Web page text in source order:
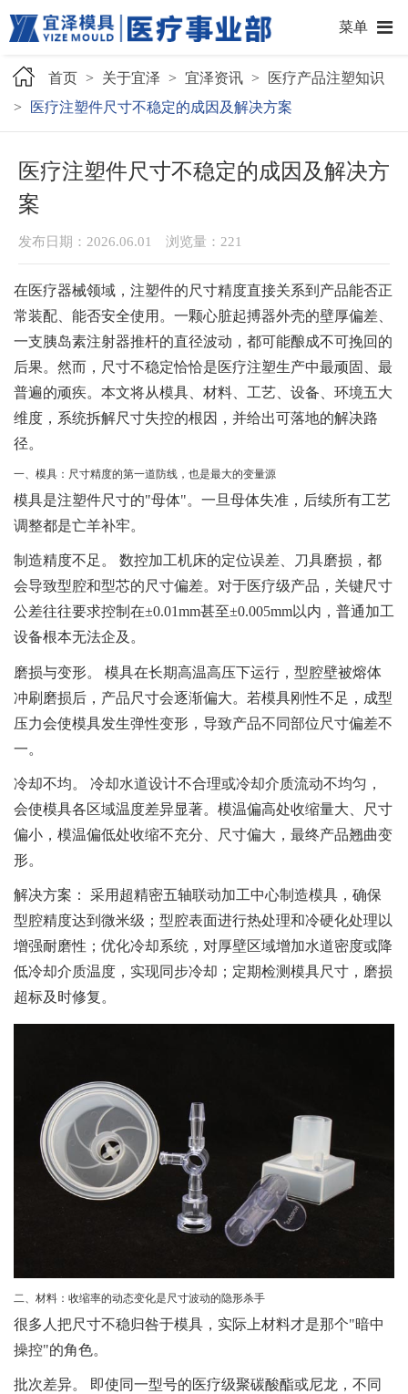
菜单
首页 > 关于宜泽 > 宜泽资讯 >
医疗产品注塑知识
>
医疗注塑件尺寸不稳定的成因及解决方案
医疗注塑件尺寸不稳定的成因及解决方
案
发布日期：2026.06.01 浏览量： 221
在医疗器械领域，注塑件的尺寸精度直接关系到产品能否正
常装配、能否安全使用。一颗心脏起搏器外壳的壁厚偏差、
一支胰岛素注射器推杆的直径波动，都可能酿成不可挽回的
后果。然而，尺寸不稳定恰恰是医疗注塑生产中最顽固、最
普遍的顽疾。本文将从模具、材料、工艺、设备、环境五大
维度，系统拆解尺寸失控的根因，并给出可落地的解决路
径。
一、模具：尺寸精度的第一道防线，也是最大的变量源
模具是注塑件尺寸的"母体"。一旦母体失准，后续所有工艺
调整都是亡羊补牢。
制造精度不足。
数控加工机床的定位误差、刀具磨损，都
会导致型腔和型芯的尺寸偏差。对于医疗级产品，关键尺寸
公差往往要求控制在±0.01mm甚至±0.005mm以内，普通加工
设备根本无法企及。
磨损与变形。
模具在长期高温高压下运行，型腔壁被熔体
冲刷磨损后，产品尺寸会逐渐偏大。若模具刚性不足，成型
压力会使模具发生弹性变形，导致产品不同部位尺寸偏差不
一。
冷却不均。
冷却水道设计不合理或冷却介质流动不均匀，
会使模具各区域温度差异显著。模温偏高处收缩量大、尺寸
偏小，模温偏低处收缩不充分、尺寸偏大，最终产品翘曲变
形。
解决方案 ： 采用超精密五轴联动加工中心制造模具，确保
型腔精度达到微米级；型腔表面进行热处理和冷硬化处理以
增强耐磨性；优化冷却系统，对厚壁区域增加水道密度或降
低冷却介质温度，实现同步冷却；定期检测模具尺寸，磨损
超标及时修复。
二、材料：收缩率的动态变化是尺寸波动的隐形杀手
很多人把尺寸不稳归咎于模具，实际上材料才是那个"暗中
操控"的角色。
批次差异。
即使同一型号的医疗级聚碳酸酯或尼龙，不同